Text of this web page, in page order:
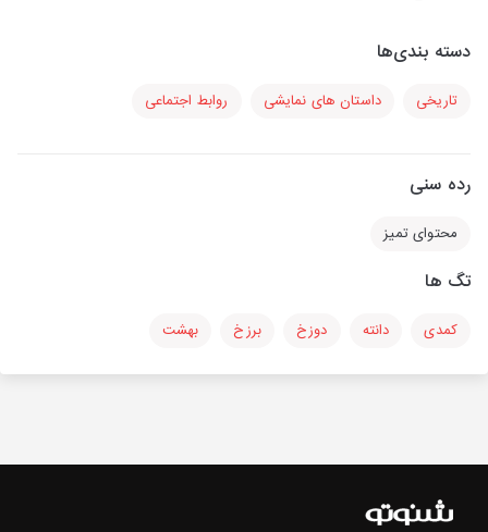
دسته بندی‌ها
تاریخی داستان های نمایشی روابط اجتماعی
رده سنی
محتوای تمیز
تگ ها
کمدی دانته دوزخ برزخ بهشت